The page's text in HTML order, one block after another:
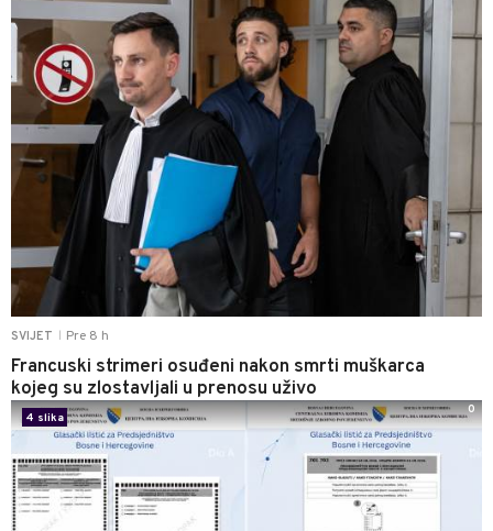
SVIJET Pre 8 h
Francuski strimeri osuđeni nakon smrti muškarca
kojeg su zlostavljali u prenosu uživo
4 slika
0